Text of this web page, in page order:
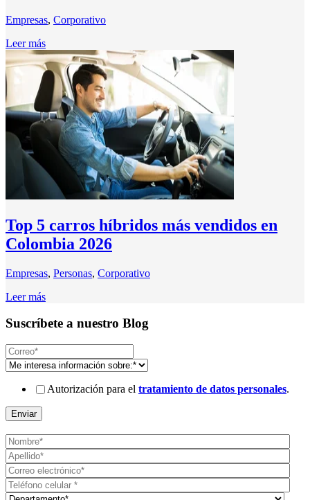
Empresas, Corporativo
Leer más
Top 5 carros híbridos más vendidos en
Colombia 2026
Empresas, Personas, Corporativo
Leer más
Suscríbete a nuestro Blog
Autorización para el tratamiento de datos personales.